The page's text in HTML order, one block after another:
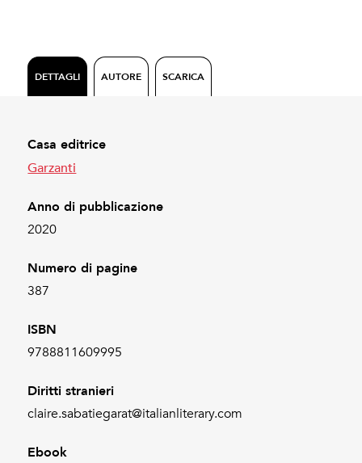
DETTAGLI AUTORE SCARICA
Casa editrice
Garzanti
Anno di pubblicazione
2020
Numero di pagine
387
ISBN
9788811609995
Diritti stranieri
claire.sabatiegarat@italianliterary.com
Ebook